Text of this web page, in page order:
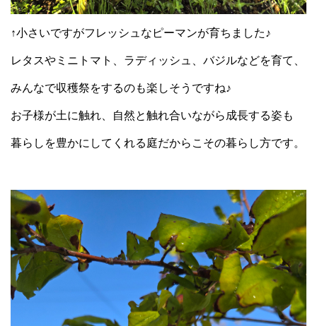
↑小さいですがフレッシュなピーマンが育ちました♪
レタスやミニトマト、ラディッシュ、バジルなどを育て、
みんなで収穫祭をするのも楽しそうですね♪
お子様が土に触れ、自然と触れ合いながら成長する姿も
暮らしを豊かにしてくれる庭だからこその暮らし方です。